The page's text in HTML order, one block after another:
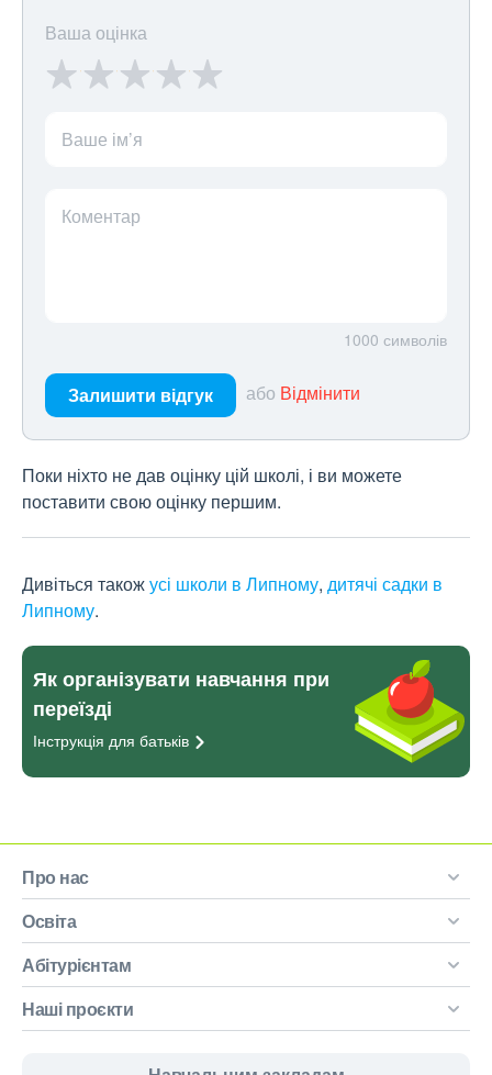
Ваша оцінка
Ваше ім’я
Коментар
1000 символів
Залишити відгук або Відмінити
Поки ніхто не дав оцінку цій школі, і ви можете
поставити свою оцінку першим.
Дивіться такожусі школи в Липному, дитячі садки в
Липному.
Як організувати навчання при
переїзді
Інструкція для батьків
Про нас
Освіта
Абітурієнтам
Наші проєкти